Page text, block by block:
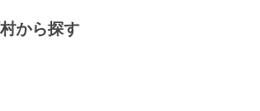
から探す